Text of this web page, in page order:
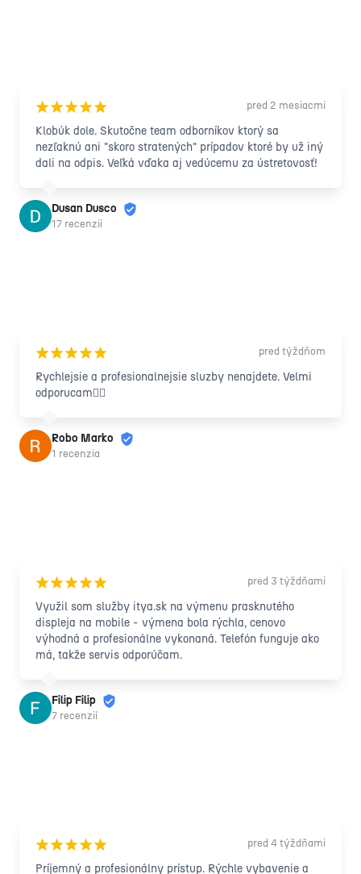
¡¡¡¡¡ pred 2 mesiacmi
Klobúk dole. Skutočne team odborníkov ktorý sa
nezľaknú ani "skoro stratených" prípadov ktoré by už iný
dali na odpis. Veľká vďaka aj vedúcemu za ústretovosť!
Dusan Dusco
17 recenzií
¡¡¡¡¡ pred týždňom
Rychlejsie a profesionalnejsie sluzby nenajdete. Velmi
odporucam🙋‍♂️
Robo Marko
1 recenzia
¡¡¡¡¡ pred 3 týždňami
Využil som služby itya.sk na výmenu prasknutého
displeja na mobile - výmena bola rýchla, cenovo
výhodná a profesionálne vykonaná. Telefón funguje ako
má, takže servis odporúčam.
Filip Filip
7 recenzií
¡¡¡¡¡ pred 4 týždňami
Príjemný a profesionálny prístup. Rýchle vybavenie a